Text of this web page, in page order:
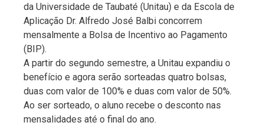
da Universidade de Taubaté (Unitau) e da Escola de
Aplicação Dr. Alfredo José Balbi concorrem
mensalmente a Bolsa de Incentivo ao Pagamento
(BIP).
A partir do segundo semestre, a Unitau expandiu o
benefício e agora serão sorteadas quatro bolsas,
duas com valor de 100% e duas com valor de 50%.
Ao ser sorteado, o aluno recebe o desconto nas
mensalidades até o final do ano.